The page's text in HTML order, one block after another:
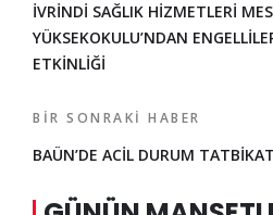
İVRİNDİ SAĞLIK HİZMETLERİ
YÜKSEKOKULU’NDAN
ETKİNLİĞİ
BIR SONRAKI HABER
BAÜN’DE ACİL DURUM